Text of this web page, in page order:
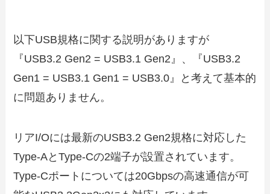
以下USB規格に関する説明がありますが
『USB3.2 Gen2 = USB3.1 Gen2』、『USB3.2
Gen1 = USB3.1 Gen1 = USB3.0』と考えて基本的
に問題ありません。
リアI/Oには最新のUSB3.2 Gen2規格に対応した
Type-AとType-Cの2端子が設置されています。
Type-Cポートについては20Gbpsの高速通信が可